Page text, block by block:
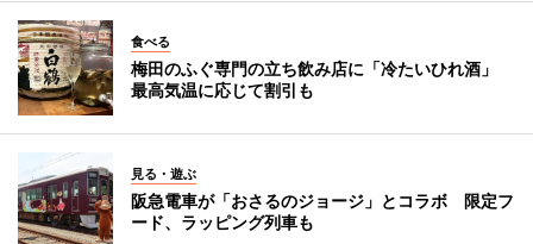
食べる
梅田のふぐ専門の立ち飲み店に「冷たいひれ酒」
最高気温に応じて割引も
見る・遊ぶ
阪急電車が「おさるのジョージ」とコラボ 限定フ
ード、ラッピング列車も